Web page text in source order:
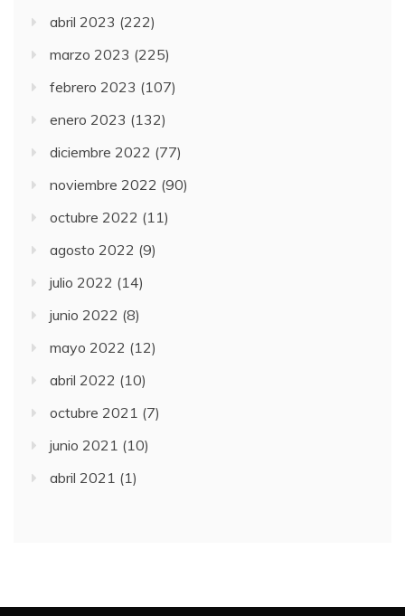
abril 2023 (222)
marzo 2023 (225)
febrero 2023 (107)
enero 2023 (132)
diciembre 2022 (77)
noviembre 2022 (90)
octubre 2022 (11)
agosto 2022 (9)
julio 2022 (14)
junio 2022 (8)
mayo 2022 (12)
abril 2022 (10)
octubre 2021 (7)
junio 2021 (10)
abril 2021 (1)